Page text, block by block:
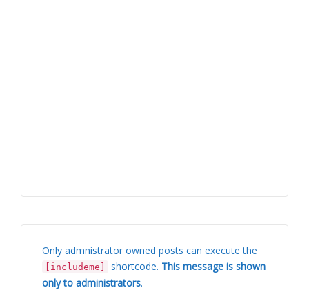
Only admnistrator owned posts can execute the
[includeme] shortcode. This message is shown
only to administrators.